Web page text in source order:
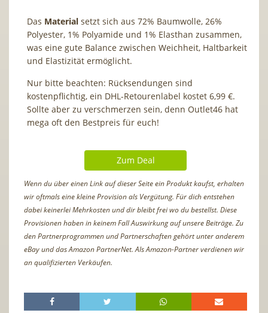
Das Material setzt sich aus 72% Baumwolle, 26%
Polyester, 1% Polyamide und 1% Elasthan zusammen,
was eine gute Balance zwischen Weichheit, Haltbarkeit
und Elastizität ermöglicht.
Nur bitte beachten: Rücksendungen sind
kostenpflichtig, ein DHL-Retourenlabel kostet 6,99 €.
Sollte aber zu verschmerzen sein, denn Outlet46 hat
mega oft den Bestpreis für euch!
Zum Deal
Wenn du über einen Link auf dieser Seite ein Produkt kaufst, erhalten
wir oftmals eine kleine Provision als Vergütung. Für dich entstehen
dabei keinerlei Mehrkosten und dir bleibt frei wo du bestellst. Diese
Provisionen haben in keinem Fall Auswirkung auf unsere Beiträge. Zu
den Partnerprogrammen und Partnerschaften gehört unter anderem
eBay und das Amazon PartnerNet. Als Amazon-Partner verdienen wir
an qualifizierten Verkäufen.